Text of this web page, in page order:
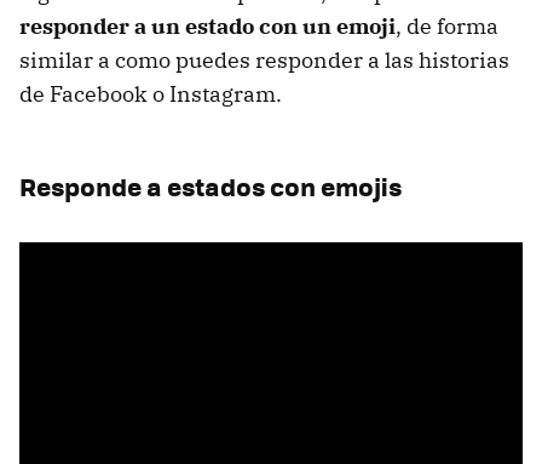
responder a un estado con un emoji, de forma
similar a como puedes responder a las historias
de Facebook o Instagram.
Responde a estados con emojis